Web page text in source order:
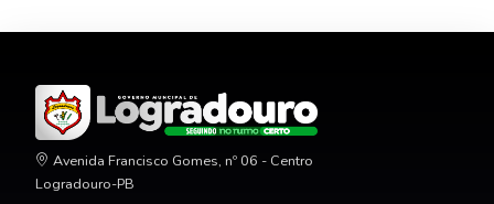
Avenida Francisco Gomes, nº 06 - Centro
Logradouro-PB